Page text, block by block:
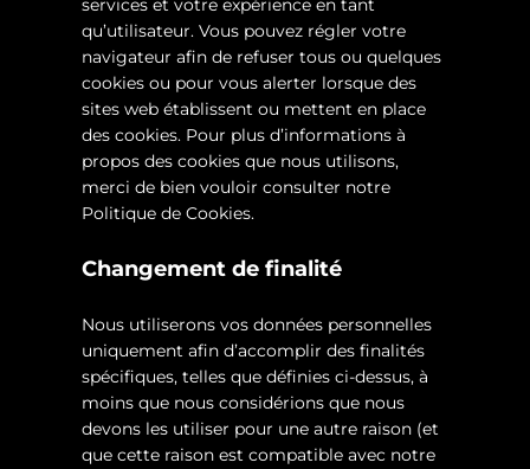
services et votre expérience en tant
qu’utilisateur. Vous pouvez régler votre
navigateur afin de refuser tous ou quelques
cookies ou pour vous alerter lorsque des
sites web établissent ou mettent en place
des cookies. Pour plus d’informations à
propos des cookies que nous utilisons,
merci de bien vouloir consulter notre
Politique de Cookies.
Changement de finalité
Nous utiliserons vos données personnelles
uniquement afin d’accomplir des finalités
spécifiques, telles que définies ci-dessus, à
moins que nous considérions que nous
devons les utiliser pour une autre raison (et
que cette raison est compatible avec notre